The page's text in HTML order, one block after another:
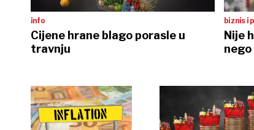
info
Cijene hrane blago porasle u
travnju
biznis i
Nije
nego